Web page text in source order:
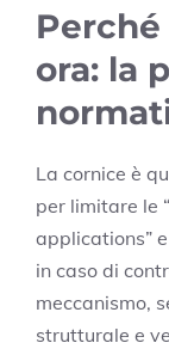
Perché
ora: la
La cornice è
per limitare le
applications”
in caso di
meccanismo,
strutturale e